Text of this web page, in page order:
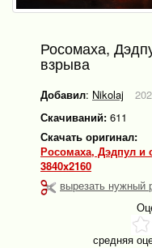
Росомаха,
взрыва
Добавил: Nikolaj
Скачиваний: 611
Скачать оригинал:
Росомаха, Дэдпул и собака на фоне взрыва -
3840x2160
вырезать нужный
средняя